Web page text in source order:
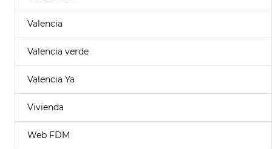
Valencia
Valencia verde
Valencia Ya
Vivienda
Web FDM